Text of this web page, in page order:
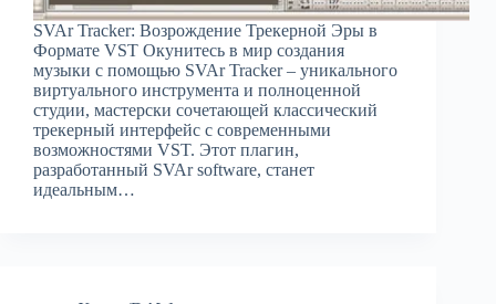
SVAr Tracker: Возрождение Трекерной Эры в
Формате VST Окунитесь в мир создания
музыки с помощью SVAr Tracker – уникального
виртуального инструмента и полноценной
студии, мастерски сочетающей классический
трекерный интерфейс с современными
возможностями VST. Этот плагин,
разработанный SVAr software, станет
идеальным…